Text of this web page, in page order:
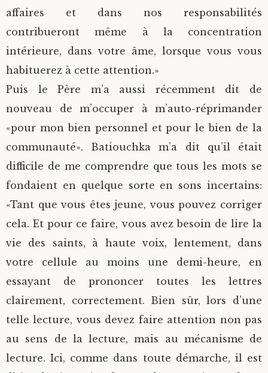
affaires et dans nos responsabilités
contribueront même à la concentration
intérieure, dans votre âme, lorsque vous vous
habituerez à cette attention.»
Puis le Père m’a aussi récemment dit de
nouveau de m’occuper à m’auto-réprimander
«pour mon bien personnel et pour le bien de la
communauté». Batiouchka m’a dit qu’il était
difficile de me comprendre que tous les mots se
fondaient en quelque sorte en sons incertains:
«Tant que vous êtes jeune, vous pouvez corriger
cela. Et pour ce faire, vous avez besoin de lire la
vie des saints, à haute voix, lentement, dans
votre cellule au moins une demi-heure, en
essayant de prononcer toutes les lettres
clairement, correctement. Bien sûr, lors d’une
telle lecture, vous devez faire attention non pas
au sens de la lecture, mais au mécanisme de
lecture. Ici, comme dans toute démarche, il est